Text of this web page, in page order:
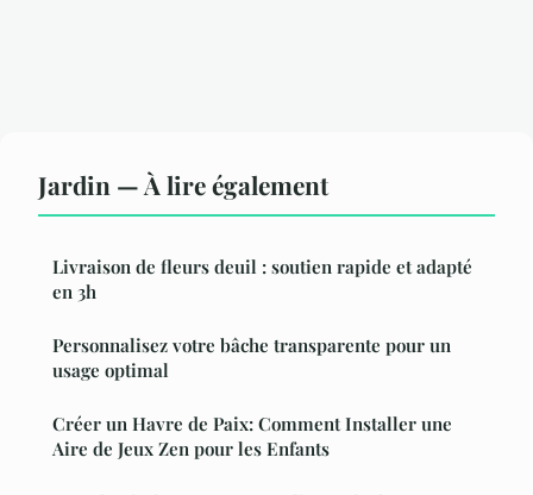
Jardin — À lire également
Livraison de fleurs deuil : soutien rapide et adapté
en 3h
Personnalisez votre bâche transparente pour un
usage optimal
Créer un Havre de Paix: Comment Installer une
Aire de Jeux Zen pour les Enfants